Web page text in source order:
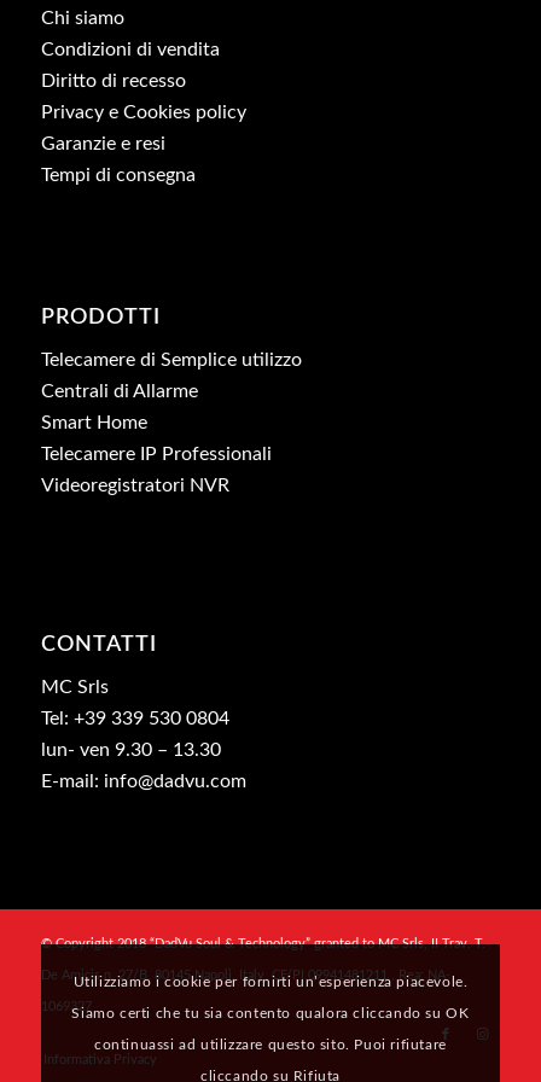
Chi siamo
Condizioni di vendita
Diritto di recesso
Privacy e Cookies policy
Garanzie e resi
Tempi di consegna
PRODOTTI
Telecamere di Semplice utilizzo
Centrali di Allarme
Smart Home
Telecamere IP Professionali
Videoregistratori NVR
CONTATTI
MC Srls
Tel: +39 339 530 0804
lun- ven 9.30 – 13.30
E-mail: info@dadvu.com
© Copyright 2018 “DadVu Soul & Technology” granted to MC Srls, II Trav. T.
De Amicis n. 27/B, 80145 Napoli, Italy, CF/PI 09941481211 , Rea: NA-
1069327
Informativa Privacy
Utilizziamo i cookie per fornirti un’esperienza piacevole.
Siamo certi che tu sia contento qualora cliccando su OK
continuassi ad utilizzare questo sito. Puoi rifiutare
cliccando su Rifiuta